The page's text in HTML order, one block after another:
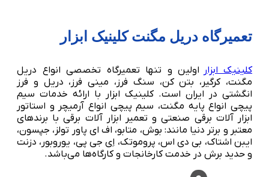
تعمیرگاه دریل مگنت کلینیک ابزار
کلینیک ابزار اولین و تنها تعمیرگاه تخصصی انواع دریل
مگنت، کرگیر، بتن کن، سنگ فرز، مینی فرز، دریل و فرز
انگشتی در ایران است. کلینیک ابزار با ارائه خدمات سیم
پیچی انواع پایه مگنت، سیم پیچی انواع آرمیچر و استاتور
ابزار آلات برقی صنعتی و تعمیر ابزار آلات برقی با برندهای
معتبر و برتر دنیا مانند: بوش، متابو، اف ای پاور تولز، جپسون،
ایبن اشتاک، بی دی اس، پروموتک، اِی جی پی، یوروبور، دزنت
و حدید برش در خدمت کارخانجات و کارگاه‌ها می‌باشد.